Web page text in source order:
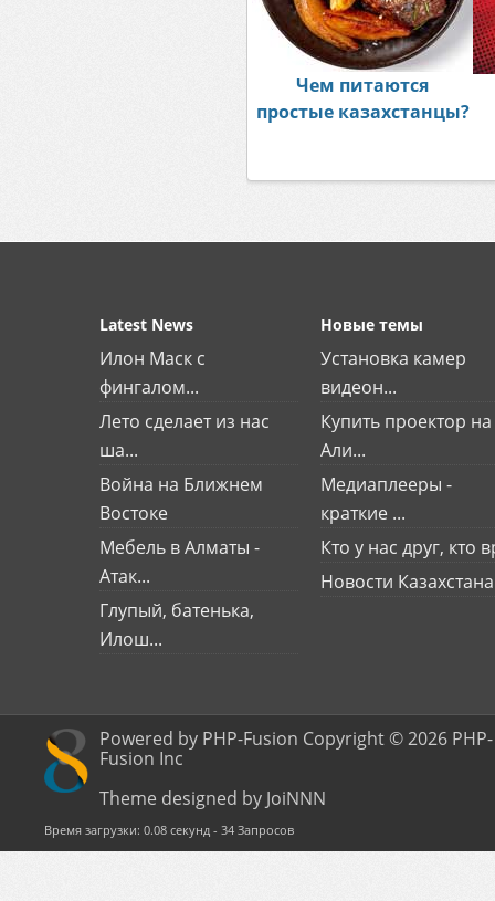
Чем питаются
простые казахстанцы?
Latest News
Илон Маск с
фингалом...
Лето сделает из нас
ша...
Война на Ближнем
Востоке
Мебель в Алматы -
Атак...
Глупый, батенька,
Илош...
Новые темы
Установка камер
видеон...
Купить проектор на
Али...
Медиаплееры -
краткие ...
Кто у нас друг, кто
Новости Казахстана
Powered by PHP-Fusion Copyright © 2026 PHP-
Fusion Inc
Theme designed by JoiNNN
Время загрузки: 0.08 секунд - 34 Запросов